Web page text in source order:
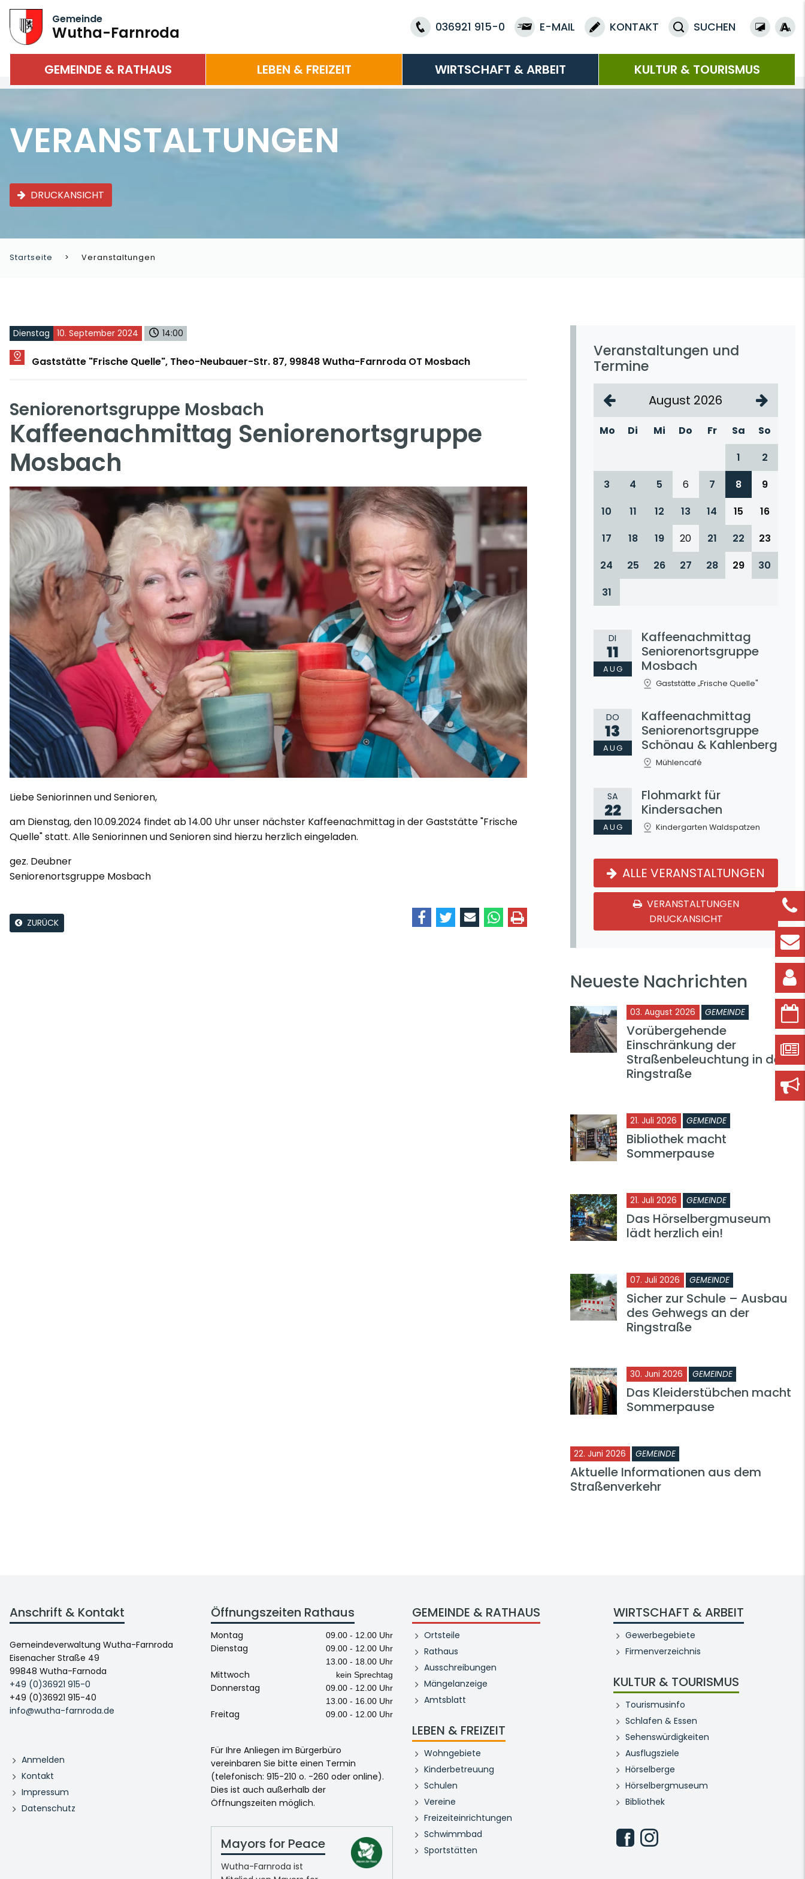
Gemeinde
Wutha-Farnroda 036921 915-0 E-MAIL KONTAKT SUCHEN
GEMEINDE & RATHAUS LEBEN & FREIZEIT WIRTSCHAFT & ARBEIT KULTUR & TOURISMUS
VERANSTALTUNGEN
DRUCKANSICHT
Startseite Veranstaltungen
Dienstag 10. September 2024 14:00
Gaststätte "Frische Quelle", Theo-Neubauer-Str. 87, 99848 Wutha-Farnroda OT Mosbach
Seniorenortsgruppe Mosbach
Kaffeenachmittag Seniorenortsgruppe
Mosbach
Liebe Seniorinnen und Senioren,
am Dienstag, den 10.09.2024 findet ab 14.00 Uhr unser nächster Kaffeenachmittag in der Gaststätte "Frische
Quelle" statt. Alle Seniorinnen und Senioren sind hierzu herzlich eingeladen.
gez. Deubner
Seniorenortsgruppe Mosbach
ZURÜCK
Veranstaltungen und
Termine
August 2026
Mo Di Mi Do Fr Sa
So
1
2
3
4 5 6 7 8
9
10
11 12 13 14 15
16
17
18 19 20 21 22
23
24
25 26 27 28 29
30
31
DI
11
AUG
Kaffeenachmittag
Seniorenortsgruppe
Mosbach
Gaststätte „Frische Quelle"
DO
13
AUG
Kaffeenachmittag
Seniorenortsgruppe
Schönau & Kahlenberg
Mühlencafé
SA
22
AUG
Flohmarkt für
Kindersachen
Kindergarten Waldspatzen
ALLE VERANSTALTUNGEN
VERANSTALTUNGEN
DRUCKANSICHT
Neueste Nachrichten
03. August 2026 GEMEINDE
Vorübergehende
Einschränkung der
Straßenbeleuchtung in der
Ringstraße
21. Juli 2026 GEMEINDE
Bibliothek macht
Sommerpause
21. Juli 2026 GEMEINDE
Das Hörselbergmuseum
lädt herzlich ein!
07. Juli 2026 GEMEINDE
Sicher zur Schule – Ausbau
des Gehwegs an der
Ringstraße
30. Juni 2026 GEMEINDE
Das Kleiderstübchen macht
Sommerpause
22. Juni 2026 GEMEINDE
Aktuelle Informationen aus dem
Straßenverkehr
Anschrift & Kontakt
Gemeindeverwaltung Wutha-Farnroda
Eisenacher Straße 49
99848 Wutha-Farnoda
+49 (0)36921 915-0
+49 (0)36921 915-40
info@wutha-farnroda.de
Anmelden
Kontakt
Impressum
Datenschutz
Öffnungszeiten Rathaus
Montag 09.00 - 12.00 Uhr
Dienstag
09.00 - 12.00 Uhr
13.00 - 18.00 Uhr
Mittwoch kein Sprechtag
Donnerstag
09.00 - 12.00 Uhr
13.00 - 16.00 Uhr
Freitag 09.00 - 12.00 Uhr
Für Ihre Anliegen im Bürgerbüro
vereinbaren Sie bitte einen Termin
(telefonisch: 915-210 o. -260 oder online).
Dies ist auch außerhalb der
Öffnungszeiten möglich.
Mayors for Peace
Wutha-Farnroda ist
GEMEINDE & RATHAUS
Ortsteile
Rathaus
Ausschreibungen
Mängelanzeige
Amtsblatt
LEBEN & FREIZEIT
Wohngebiete
Kinderbetreuung
Schulen
Vereine
Freizeiteinrichtungen
Schwimmbad
Sportstätten
WIRTSCHAFT & ARBEIT
Gewerbegebiete
Firmenverzeichnis
KULTUR & TOURISMUS
Tourismusinfo
Schlafen & Essen
Sehenswürdigkeiten
Ausflugsziele
Hörselberge
Hörselbergmuseum
Bibliothek